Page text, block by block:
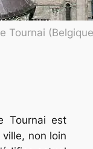
Tournai
Tournai est
non loin